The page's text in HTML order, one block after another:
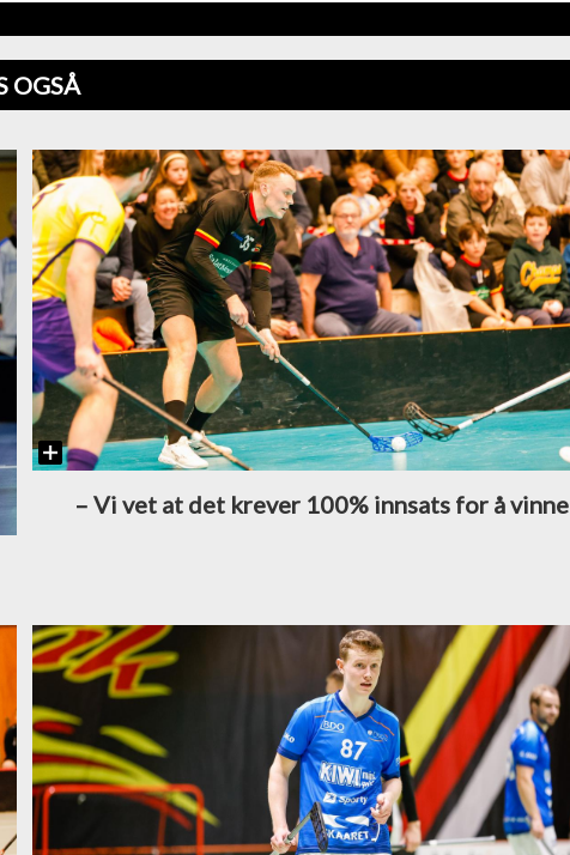
OGSÅ
–⁠ Vi vet at det krever 100% innsats for å vinne